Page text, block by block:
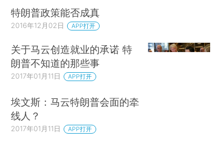
特朗普政策能否成真
2016年12月02日 APP打开
关于马云创造就业的承诺 特
朗普不知道的那些事
2017年01月11日 APP打开
埃文斯：马云特朗普会面的牵
线人？
2017年01月11日 APP打开